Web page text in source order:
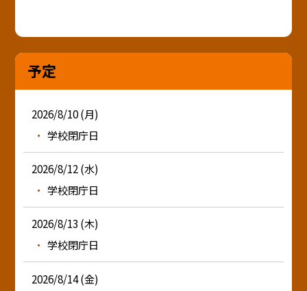
予定
2026/8/10 (月)
学校閉庁日
2026/8/12 (水)
学校閉庁日
2026/8/13 (木)
学校閉庁日
2026/8/14 (金)